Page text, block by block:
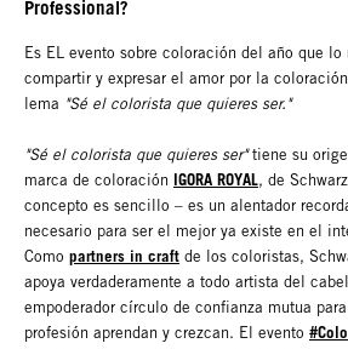
Professional?
Es EL evento sobre coloración del año que lo
compartir y expresar el amor por la
lema "Sé el colorista que quieres ser."
"Sé el colorista que quieres ser"tiene su
marca de coloración IGORA ROYAL, de
concepto es sencillo – es un alentador
necesario para ser el mejor ya existe en el
Como partners in craft de los coloristas,
apoya verdaderamente a todo artista del
empoderador círculo de confianza mutua
profesión aprendan y crezcan. El evento